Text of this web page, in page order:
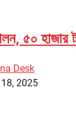
৫০ হাজার
Desk
2025